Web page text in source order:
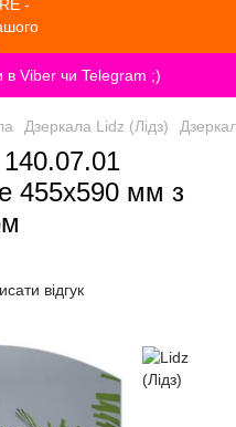
в Viber чи Telegram ;)
Дзеркала Lidz (Лідз)
455х590 мм з
відгук